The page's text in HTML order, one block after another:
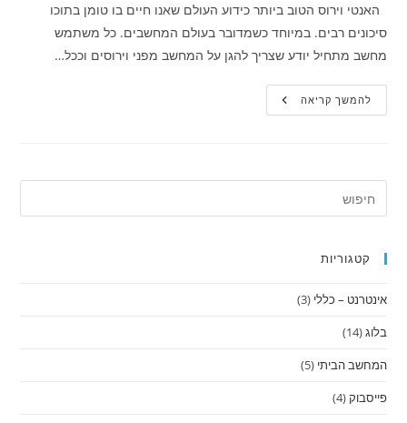
האנטי וירוס הטוב ביותר כידוע העולם שאנו חיים בו טומן בתוכו
סיכונים רבים. במיוחד כשמדובר בעולם המחשבים. כל משתמש
מחשב מתחיל יודע שצריך להגן על המחשב מפני וירוסים וככל…
להמשך קריאהבאיזה
אנטי-וירוס
קטגוריות
אינטרנט – כללי (3)
בלוג(14)
המחשב הביתי (5)
פייסבוק(4)